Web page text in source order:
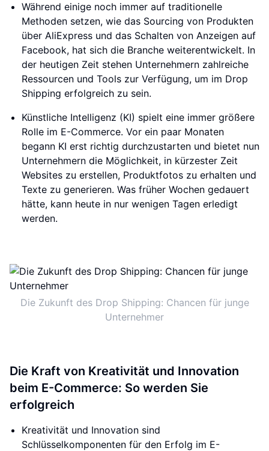
Während einige noch immer auf traditionelle
Methoden setzen, wie das Sourcing von Produkten
über AliExpress und das Schalten von Anzeigen auf
Facebook, hat sich die Branche weiterentwickelt. In
der heutigen Zeit stehen Unternehmern zahlreiche
Ressourcen und Tools zur Verfügung, um im Drop
Shipping erfolgreich zu sein.
Künstliche Intelligenz (KI) spielt eine immer größere
Rolle im E-Commerce. Vor ein paar Monaten
begann KI erst richtig durchzustarten und bietet nun
Unternehmern die Möglichkeit, in kürzester Zeit
Websites zu erstellen, Produktfotos zu erhalten und
Texte zu generieren. Was früher Wochen gedauert
hätte, kann heute in nur wenigen Tagen erledigt
werden.
Die Zukunft des Drop Shipping: Chancen für junge
Unternehmer
Die Kraft von Kreativität und Innovation
beim E-Commerce: So werden Sie
erfolgreich
Kreativität und Innovation sind
Schlüsselkomponenten für den Erfolg im E-